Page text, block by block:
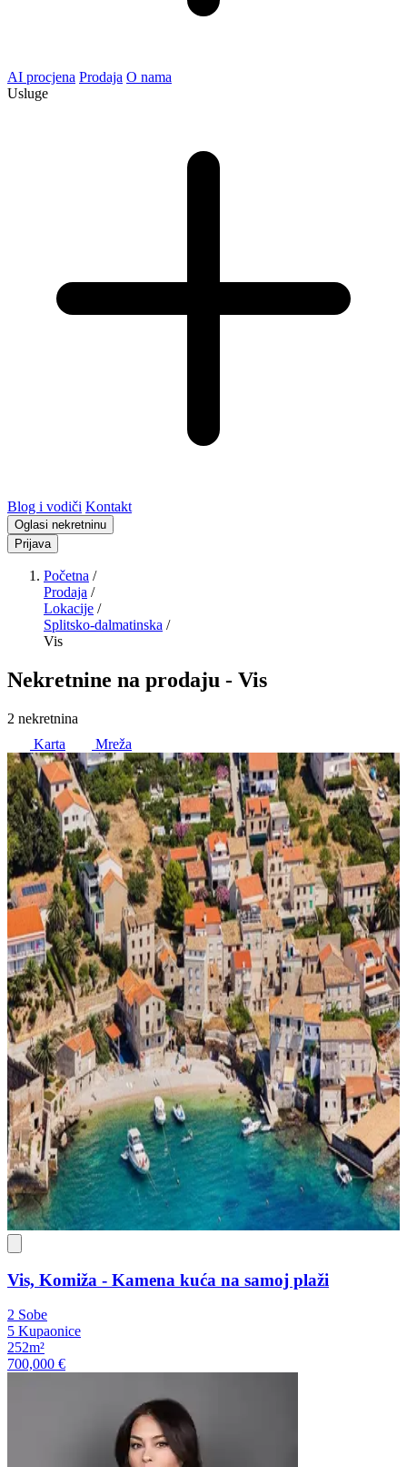
AI procjena Prodaja O nama
Usluge
Blog i vodiči Kontakt
Oglasi nekretninu
Prijava
Početna /
Prodaja /
Lokacije /
Splitsko-dalmatinska /
Vis
Nekretnine na prodaju - Vis
2 nekretnina
Karta
Mreža
Vis, Komiža - Kamena kuća na samoj plaži
2 Sobe
5 Kupaonice
252m²
700,000 €